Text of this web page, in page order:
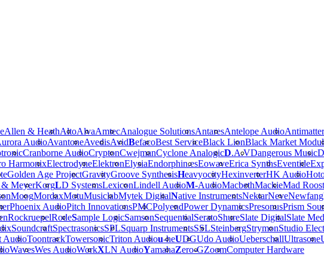
Allen & HeathAltoAlvaAmtecAnalogue SolutionsAntaresAntelope Audio
AudioAvantoneAvedisAvidBefacoBest ServiceBlack LionBlack Market
Cranborne AudioCryptonCwejmanCyclone AnalogicD.A.VDangerous Music
HarmonixElectrodyneElektronElysiaEndorphin.esEowaveErica SynthsEventide
Golden Age ProjectGravityGroove SynthesisHeavyocityHexinverterHK Audio
MeyerKorgLD SystemsLexiconLindell AudioM-AudioMacbethMackieMad
MoogMordaxMotuMusiclabMytek DigitalNative InstrumentsNektarNeve
Phoenix AudioPitch InnovationsPMCPolyendPower DynamicsPresonusPrism
RockruepelRodeSample LogicSamsonSequentialSeratoShureSlate DigitalSlate
SoundcraftSpectrasonicsSPLSquarp InstrumentsSSLSteinbergStrymonStudio
AudioToontrackTowersonicTriton Audiou-heUDGUdo AudioUeberschallUltrasone
WavesWes AudioWorkXLN AudioYamahaZero-GZoomComputer Hardware